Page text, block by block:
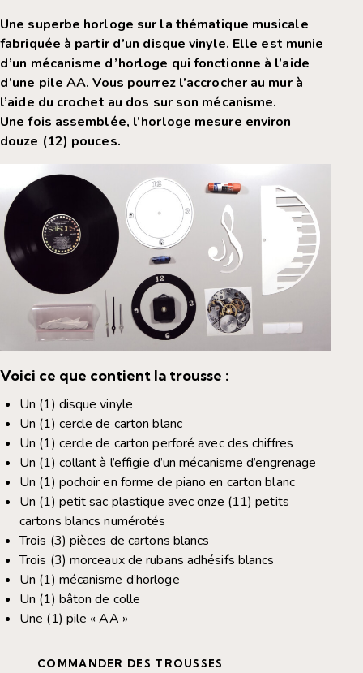
Une superbe horloge sur la thématique musicale
fabriquée à partir d’un disque vinyle. Elle est munie
d’un mécanisme d’horloge qui fonctionne à l’aide
d’une pile AA. Vous pourrez l’accrocher au mur à
l’aide du crochet au dos sur son mécanisme.
Une fois assemblée, l’horloge mesure environ
douze (12) pouces.
Voici ce que contient la trousse :
Un (1) disque vinyle
Un (1) cercle de carton blanc
Un (1) cercle de carton perforé avec des chiffres
Un (1) collant à l’effigie d’un mécanisme d’engrenage
Un (1) pochoir en forme de piano en carton blanc
Un (1) petit sac plastique avec onze (11) petits
cartons blancs numérotés
Trois (3) pièces de cartons blancs
Trois (3) morceaux de rubans adhésifs blancs
Un (1) mécanisme d’horloge
Un (1) bâton de colle
Une (1) pile « AA »
COMMANDER DES TROUSSES